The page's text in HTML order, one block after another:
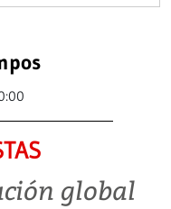
global